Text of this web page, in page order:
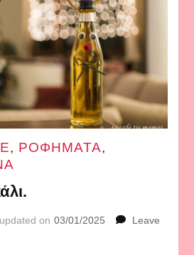
, ΡΟΦΗΜΑΤΑ,
updated on 03/01/2025
Leave